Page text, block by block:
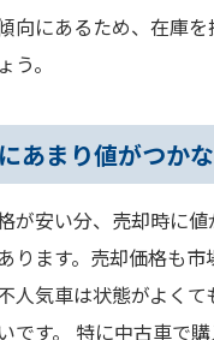
向にあるため、在庫
う。
あまり値がつか
が安い分、売却時に値
ります。売却価格も市
人気車は状態がよく
です。 特に中古車で